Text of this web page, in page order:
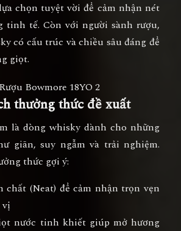
chọn tuyệt vời để cảm nhận nét
tinh tế. Còn với người sành rượu,
có cấu trúc và chiều sâu đáng để
giọt.
thưởng thức đề xuất
là dòng whisky dành cho những
giãn, suy ngẫm và trải nghiệm.
thức gợi ý:
chất (Neat) để cảm nhận trọn vẹn
vị
nước tinh khiếtgiúp mở hương